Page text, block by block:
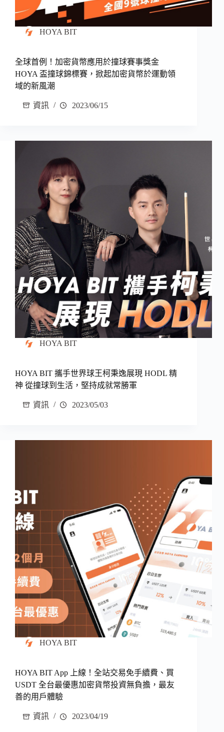
HOYA BIT
全球首例！加密貨幣應用於撞球賽事獎金
HOYA 盃撞球錦標賽，掀起加密貨幣於運動領
域的新風潮
資訊 2023/06/15
HOYA BIT
HOYA BIT 攜手世界球王柯秉逸展現 HODL 精
神 從撞球到生活，堅持成就常勝軍
資訊 2023/05/03
HOYA BIT
HOYA BIT App 上線！全站交易免手續費、買
USDT 全台最優惠加密貨幣投資無負擔，最友
善的用戶體驗
資訊 2023/04/19